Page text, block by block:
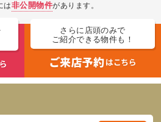
は非公開物件があります。
さらに店頭のみで
ご紹介できる物件も！